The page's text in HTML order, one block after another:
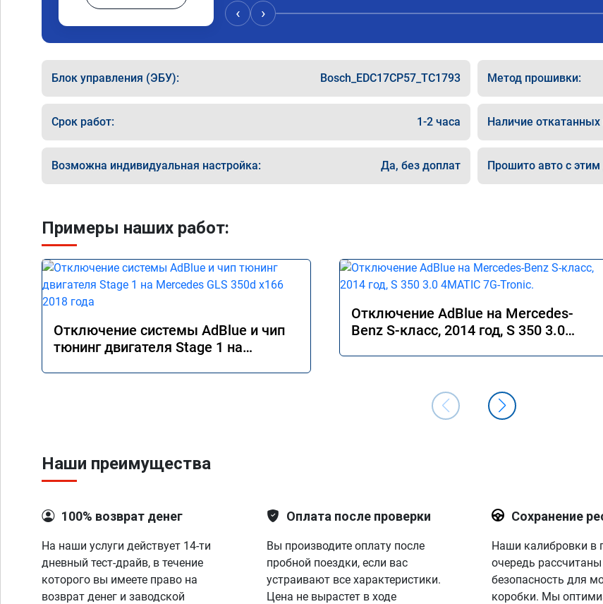
‹ ›
Блок управления (ЭБУ): Bosch_EDC17CP57_TC1793 Метод прошивки:
Срок работ: 1-2 часа Наличие
Возможна индивидуальная настройка: Да, без доплат Прошито авто с
Примеры наших работ:
Отключение системы AdBlue и чип
тюнинг двигателя Stage 1 на
Отключение AdBlue на Mercedes-
Benz S-класс, 2014 год, S 350 3.0
Наши преимущества
100% возврат денег
На наши услуги действует 14-ти
дневный тест-драйв, в течение
которого вы имеете право на
возврат денег и заводской
Оплата после проверки
Вы производите оплату после
пробной поездки, если вас
устраивают все характеристики.
Цена не вырастет в ходе
Сохранение
Наши калибровки в
очередь
безопасность для
коробки. Мы